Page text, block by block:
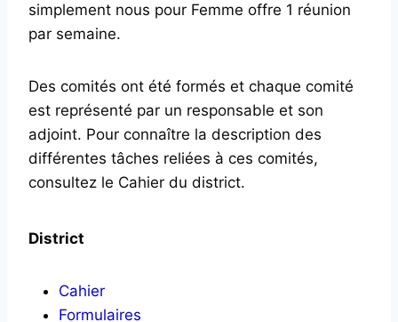
simplement nous pour Femme offre 1 réunion
par semaine.
Des comités ont été formés et chaque comité
est représenté par un responsable et son
adjoint. Pour connaître la description des
différentes tâches reliées à ces comités,
consultez le Cahier du district.
District
Cahier
Formulaires